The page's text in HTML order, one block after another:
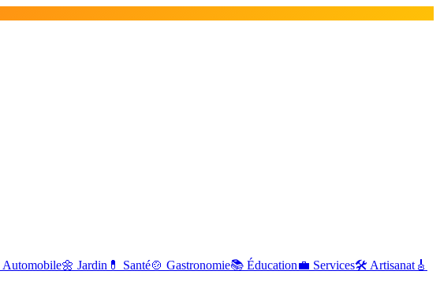
Automobile🌼 Jardin 💊 Santé🍲 Gastronomie📚 Éducation💼 Services🛠 Artisanat 🎸